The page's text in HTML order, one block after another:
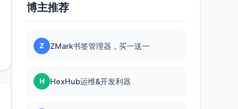
博主推荐
Z ZMark书签管理器，买一送一
H HexHub运维&开发利器